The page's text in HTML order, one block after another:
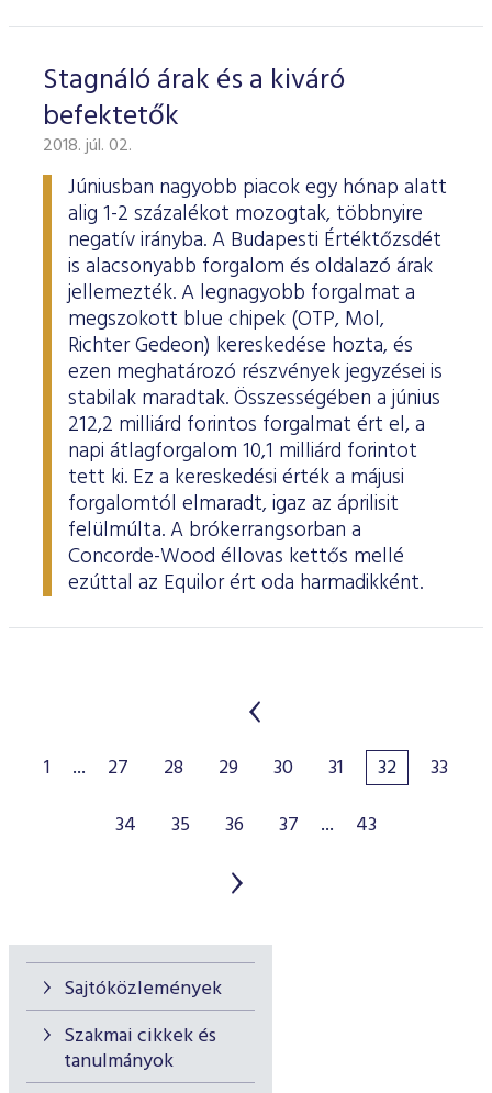
Sajtóközlemények
Szakmai cikkek és
tanulmányok
Stagnáló árak és a kiváró
befektetők
2018. júl. 02.
Júniusban nagyobb piacok egy hónap alatt
alig 1-2 százalékot mozogtak, többnyire
negatív irányba. A Budapesti Értéktőzsdét
is alacsonyabb forgalom és oldalazó árak
jellemezték. A legnagyobb forgalmat a
megszokott blue chipek (OTP, Mol,
Richter Gedeon) kereskedése hozta, és
ezen meghatározó részvények jegyzései is
stabilak maradtak. Összességében a június
212,2 milliárd forintos forgalmat ért el, a
napi átlagforgalom 10,1 milliárd forintot
tett ki. Ez a kereskedési érték a májusi
forgalomtól elmaradt, igaz az áprilisit
felülmúlta. A brókerrangsorban a
Concorde-Wood éllovas kettős mellé
ezúttal az Equilor ért oda harmadikként.
1 ... 27 28 29 30 31 32
33
34
35 36 37 ... 43